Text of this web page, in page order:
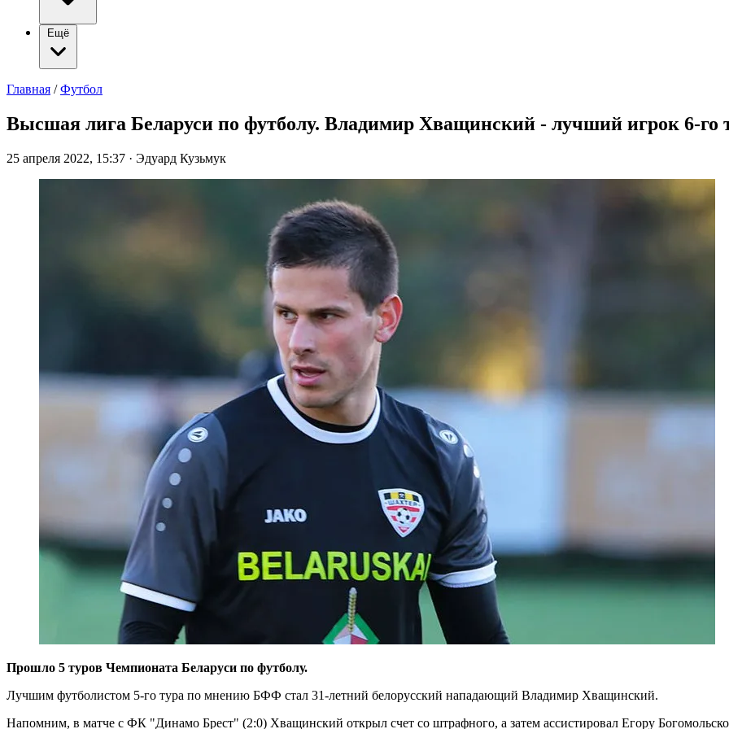
Ещё
Главная / Футбол
Высшая лига Беларуси по футболу. Владимир Хващинский - лучший игрок 6-го
25 апреля 2022, 15:37 · Эдуард Кузьмук
Прошло 5 туров Чемпионата Беларуси по футболу.
Лучшим футболистом 5-го тура по мнению БФФ стал 31-летний белорусский нападающий Владимир Хващинский.
Напомним, в матче с ФК "Динамо Брест" (2:0) Хващинский открыл счет со штрафного, а затем ассистировал Егору